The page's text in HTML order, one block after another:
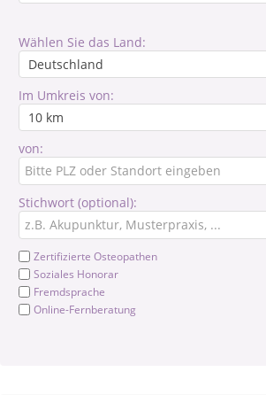
Wählen Sie das Land:
Im Umkreis von:
von:
Stichwort (optional):
Zertifizierte Osteopathen
Soziales Honorar
Fremdsprache
Online-Fernberatung